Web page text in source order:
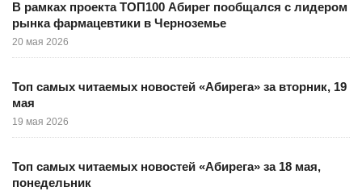
В рамках проекта ТОП100 Абирег пообщался с лидером
рынка фармацевтики в Черноземье
20 мая 2026
Топ самых читаемых новостей «Абирега» за вторник, 19
мая
19 мая 2026
Топ самых читаемых новостей «Абирега» за 18 мая,
понедельник